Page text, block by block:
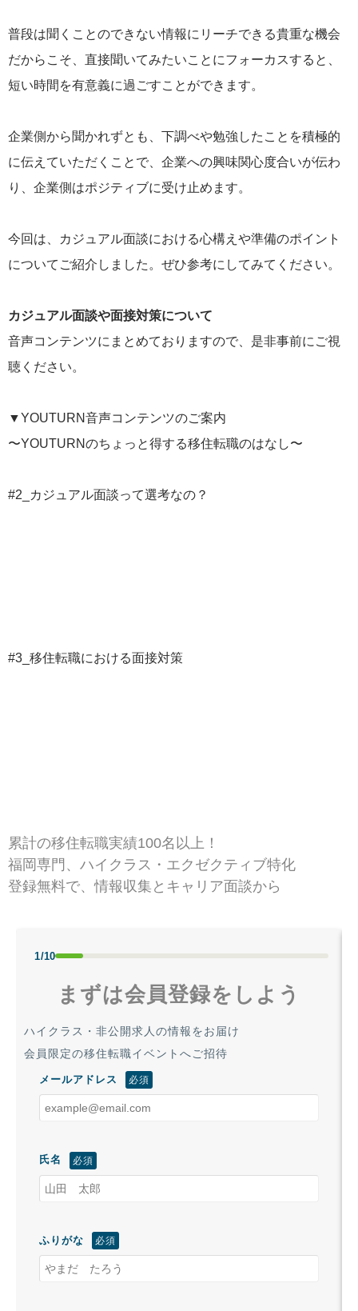
普段は聞くことのできない情報にリーチできる貴重な機会
だからこそ、直接聞いてみたいことにフォーカスすると、
短い時間を有意義に過ごすことができます。
企業側から聞かれずとも、下調べや勉強したことを積極的
に伝えていただくことで、企業への興味関心度合いが伝わ
り、企業側はポジティブに受け止めます。
今回は、カジュアル面談における心構えや準備のポイント
についてご紹介しました。ぜひ参考にしてみてください。
カジュアル面談や面接対策について
音声コンテンツにまとめておりますので、是非事前にご視
聴ください。
▼YOUTURN音声コンテンツのご案内
〜YOUTURNのちょっと得する移住転職のはなし〜
#2_カジュアル面談って選考なの？
#3_移住転職における面接対策
累計の移住転職実績100名以上！
福岡専門、ハイクラス・エクゼクティブ特化
登録無料で、情報収集とキャリア面談から
1/10
まずは会員登録をしよう
ハイクラス・非公開求人の情報をお届け
会員限定の移住転職イベントへご招待
メールアドレス
氏名
ふりがな